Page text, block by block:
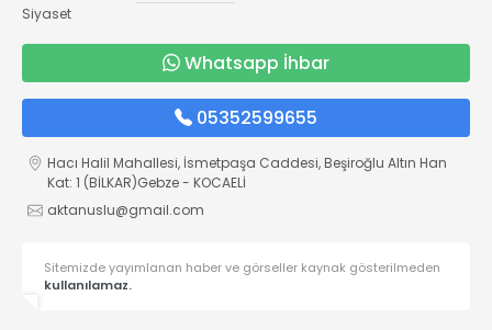
Siyaset
Whatsapp İhbar
05352599655
Hacı Halil Mahallesi, İsmetpaşa Caddesi, Beşiroğlu Altın Han
Kat: 1 (BİLKAR)Gebze - KOCAELİ
aktanuslu@gmail.com
Sitemizde yayımlanan haber ve görseller kaynak gösterilmeden
kullanılamaz.